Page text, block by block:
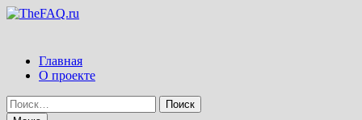
Перейти
Главная
О проекте
Найти: